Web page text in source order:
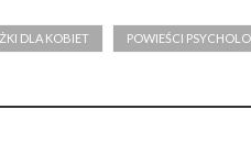
DLA KOBIET POWIEŚCI